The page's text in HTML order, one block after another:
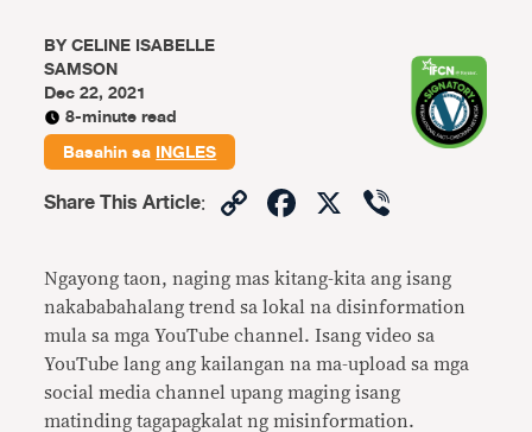
BYCELINE ISABELLE
SAMSON
Dec 22, 2021
8-minute read
Basahin saINGLES
Share This Article: CopyFacebook
X
Ngayong taon, naging mas kitang-kita ang isang
nakababahalang trend sa lokal na disinformation
mula sa mga YouTube channel. Isang video sa
YouTube lang ang kailangan na ma-upload sa mga
social media channel upang maging isang
matinding tagapagkalat ng misinformation.